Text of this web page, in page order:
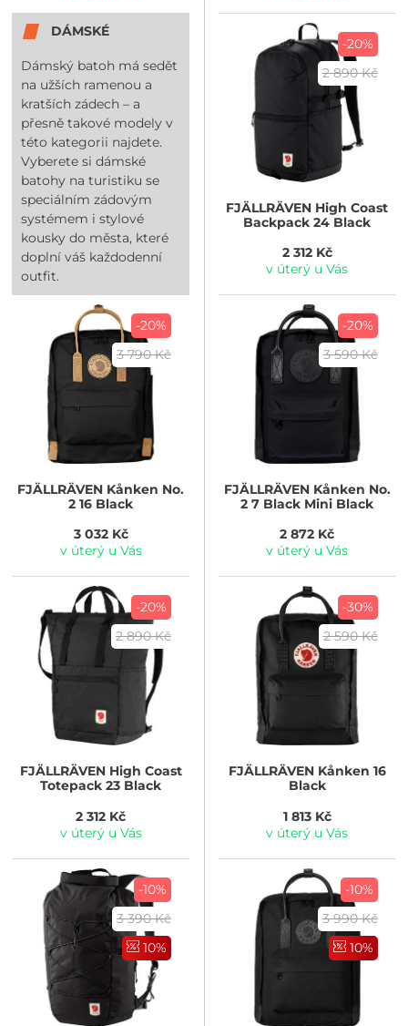
DÁMSKÉ
Dámský batoh má sedět
na užších ramenou a
kratších zádech – a
přesně takové modely v
této kategorii najdete.
Vyberete si dámské
batohy na turistiku se
speciálním zádovým
systémem i stylové
kousky do města, které
doplní váš každodenní
outfit.
-20%
2 890 Kč
FJÄLLRÄVEN High Coast
Backpack 24 Black
2 312 Kč
v úterý u Vás
-20%
3 790 Kč
FJÄLLRÄVEN Kånken No.
2 16 Black
3 032 Kč
v úterý u Vás
-20%
3 590 Kč
FJÄLLRÄVENKånken No.
2 7 Black Mini Black
2 872 Kč
v úterý u Vás
-20%
2 890 Kč
FJÄLLRÄVENHigh Coast
Totepack 23 Black
2 312 Kč
v úterý u Vás
-30%
2 590 Kč
FJÄLLRÄVENKånken 16
Black
1 813 Kč
v úterý u Vás
-10%
3 390 Kč
10%
-10%
3 990 Kč
10%